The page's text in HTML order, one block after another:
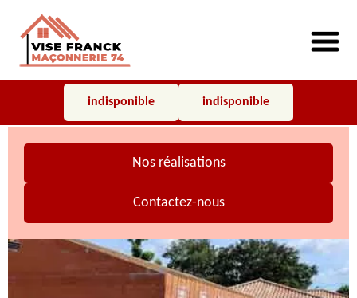
indisponible indisponible
Nos réalisations
Contactez-nous